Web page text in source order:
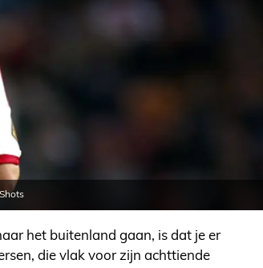
het buitenland gaan, is dat je er
die vlak voor zijn achttiende